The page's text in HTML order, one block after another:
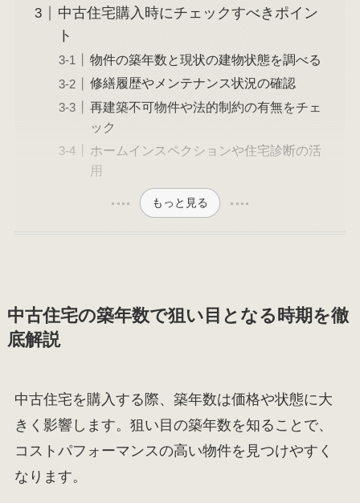
中古住宅購入時にチェックすべきポイン
ト
物件の築年数と現状の建物状態を調べる
修繕履歴やメンテナンス状況の確認
再建築不可物件や法的制約の有無をチェ
ック
ホームインスペクションや住宅診断の活
用
もっと見る
中古住宅の築年数で狙い目となる時期を徹
底解説
中古住宅を購入する際、築年数は価格や状態に大
きく影響します。狙い目の築年数を知ることで、
コストパフォーマンスの高い物件を見つけやすく
なります。